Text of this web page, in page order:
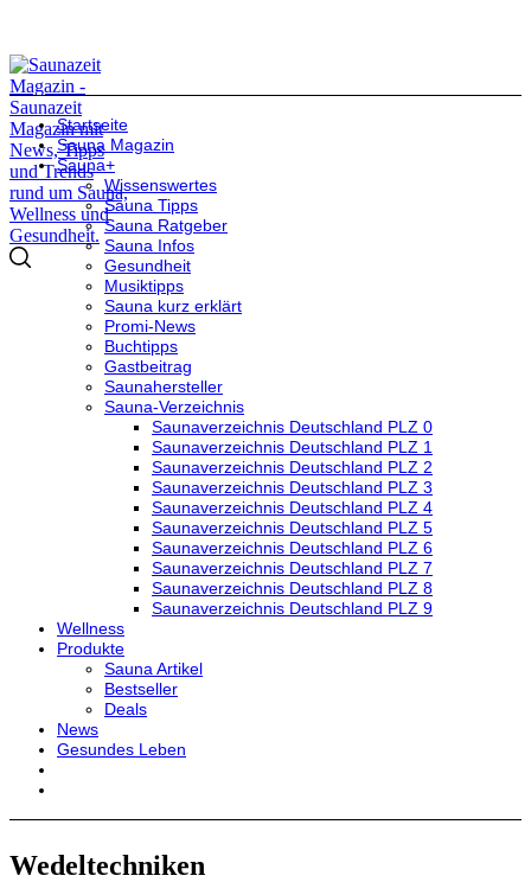
Startseite
Sauna Magazin
Sauna+
Wissenswertes
Sauna Tipps
Sauna Ratgeber
Sauna Infos
Gesundheit
Musiktipps
Sauna kurz erklärt
Promi-News
Buchtipps
Gastbeitrag
Saunahersteller
Sauna-Verzeichnis
Saunaverzeichnis Deutschland PLZ 0
Saunaverzeichnis Deutschland PLZ 1
Saunaverzeichnis Deutschland PLZ 2
Saunaverzeichnis Deutschland PLZ 3
Saunaverzeichnis Deutschland PLZ 4
Saunaverzeichnis Deutschland PLZ 5
Saunaverzeichnis Deutschland PLZ 6
Saunaverzeichnis Deutschland PLZ 7
Saunaverzeichnis Deutschland PLZ 8
Saunaverzeichnis Deutschland PLZ 9
Wellness
Produkte
Sauna Artikel
Bestseller
Deals
News
Gesundes Leben
Wedeltechniken